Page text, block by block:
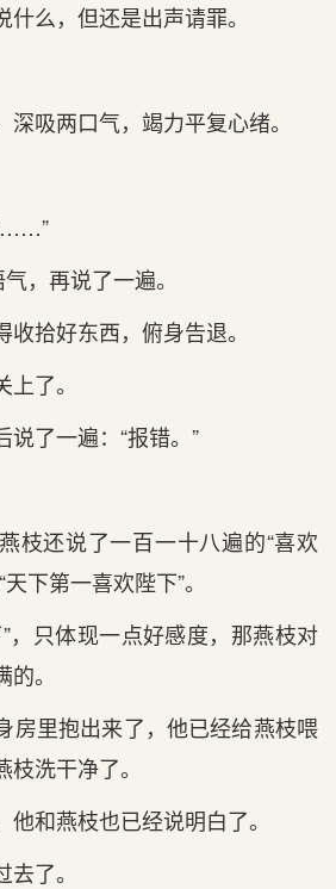
么，但还是出声请罪。
吸两口气，竭力平复心绪。
……”
，再说了一遍。
拾好东西，俯身告退。
了。
了一遍：“报错。”
枝还说了一百一十八遍的“喜欢
下第一喜欢陛下”。
，只体现一点好感度，那燕枝对
。
房里抱出来了，他已经给燕枝喂
洗干净了。
和燕枝也已经说明白了。
了。